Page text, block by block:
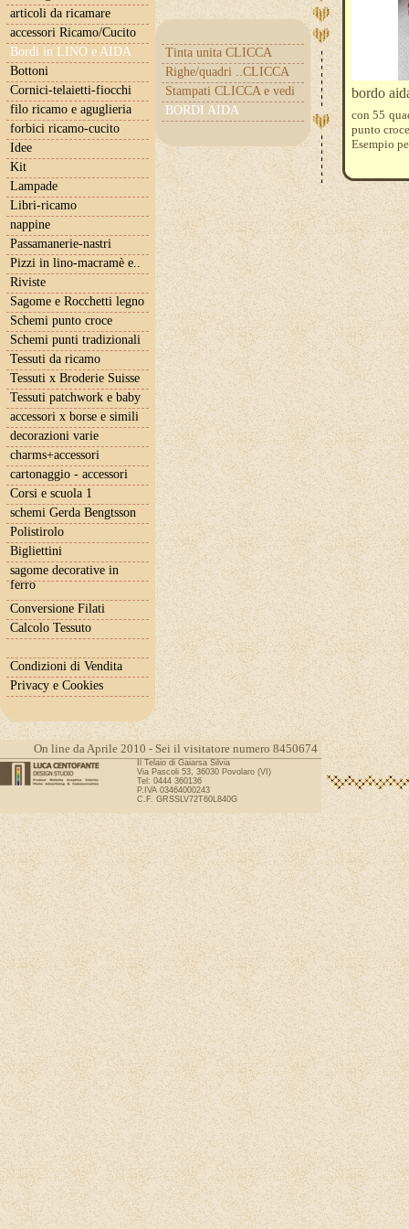
articoli da ricamare
accessori Ricamo/Cucito
Bordi in LINO e AIDA
Tinta unita CLICCA
Righe/quadri ..CLICCA
Stampati CLICCA e vedi
BORDI AIDA
Bottoni
Cornici-telaietti-fiocchi
filo ricamo e aguglieria
forbici ricamo-cucito
Idee
Kit
Lampade
Libri-ricamo
nappine
Passamanerie-nastri
Pizzi in lino-macramè e..
Riviste
Sagome e Rocchetti legno
Schemi punto croce
Schemi punti tradizionali
Tessuti da ricamo
Tessuti x Broderie Suisse
Tessuti patchwork e baby
accessori x borse e simili
decorazioni varie
charms+accessori
cartonaggio - accessori
Corsi e scuola 1
schemi Gerda Bengtsson
Polistirolo
Bigliettini
sagome decorative in
ferro
Conversione Filati
Calcolo Tessuto
Condizioni di Vendita
Privacy e Cookies
bordo
con 55
punto
Esempio
On line da Aprile 2010 - Sei il visitatore numero 8450674
Il Telaio di Gaiarsa Silvia
Via Pascoli 53, 36030 Povolaro (VI)
Tel: 0444 360136
P.IVA 03464000243
C.F. GRSSLV72T60L840G